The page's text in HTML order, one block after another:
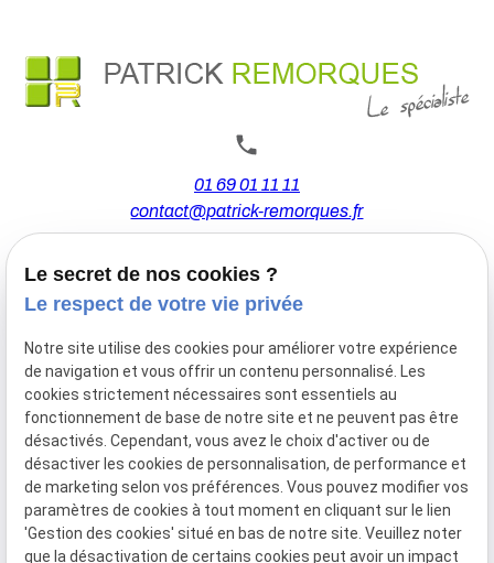
01 69 01 11 11
contact@patrick-remorques.fr
44 Avenue de la Division Leclerc
91160 BALLAINVILLIERS
Du Mardi au Samedi
De 9h00 à 12h30 et de 13h30 à 18h00
Le Lundi sur rendez-vous.
Mentions
légales
Politique de
confidentialité
Gestion
des
Plan du
site
Le secret de nos cookies ?
Le respect de votre vie privée
Notre site utilise des cookies pour améliorer votre expérience
de navigation et vous offrir un contenu personnalisé. Les
cookies strictement nécessaires sont essentiels au
fonctionnement de base de notre site et ne peuvent pas être
désactivés. Cependant, vous avez le choix d'activer ou de
désactiver les cookies de personnalisation, de performance et
de marketing selon vos préférences. Vous pouvez modifier vos
paramètres de cookies à tout moment en cliquant sur le lien
'Gestion des cookies' situé en bas de notre site. Veuillez noter
que la désactivation de certains cookies peut avoir un impact